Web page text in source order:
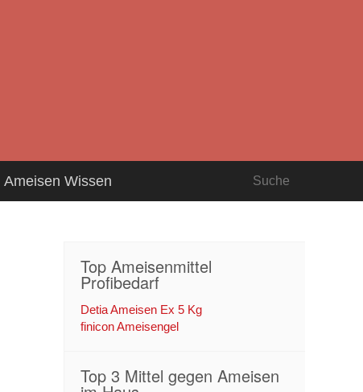
Ameisen Wissen
Top Ameisenmittel
Profibedarf
Detia Ameisen Ex 5 Kg
finicon Ameisengel
Top 3 Mittel gegen Ameisen